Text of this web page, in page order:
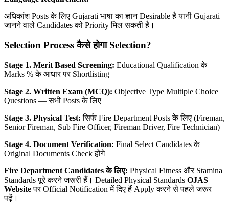
अधिकांश Posts के लिए Gujarati भाषा का ज्ञान Desirable है यानी Gujarati
जानने वाले Candidates को Priority मिल सकती है।
Selection Process कैसे होगा Selection?
Stage 1. Merit Based Screening: Educational Qualification के
Marks % के आधार पर Shortlisting
Stage 2. Written Exam (MCQ): Objective Type Multiple Choice
Questions — सभी Posts के लिए
Stage 3. Physical Test: सिर्फ Fire Department Posts के लिए (Fireman,
Senior Fireman, Sub Fire Officer, Fireman Driver, Fire Technician)
Stage 4. Document Verification: Final Select Candidates के
Original Documents Check होंगे
Fire Department Candidates के लिए: Physical Fitness और Stamina
Standards पूरे करने जरूरी हैं। Detailed Physical Standards OJAS
Websiteपर Official Notification में दिए हैं Apply करने से पहले जरूर
पढ़ें।